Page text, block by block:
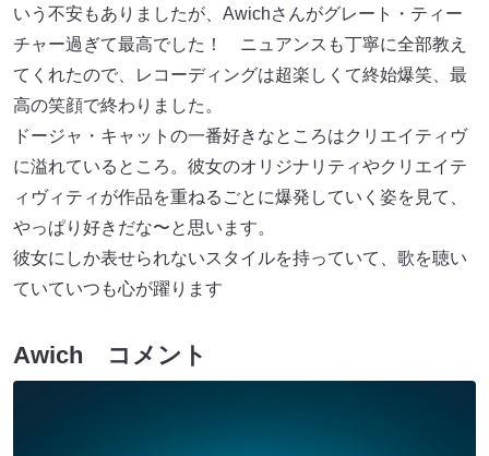
いう不安もありましたが、Awichさんがグレート・ティー
チャー過ぎて最⾼でした！ ニュアンスも丁寧に全部教え
てくれたので、レコーディングは超楽しくて終始爆笑、最
⾼の笑顔で終わりました。
ドージャ・キャットの⼀番好きなところはクリエイティヴ
に溢れているところ。彼⼥のオリジナリティやクリエイテ
ィヴィティが作品を重ねるごとに爆発していく姿を⾒て、
やっぱり好きだな〜と思います。
彼⼥にしか表せられないスタイルを持っていて、歌を聴い
ていていつも⼼が躍ります
Awich コメント